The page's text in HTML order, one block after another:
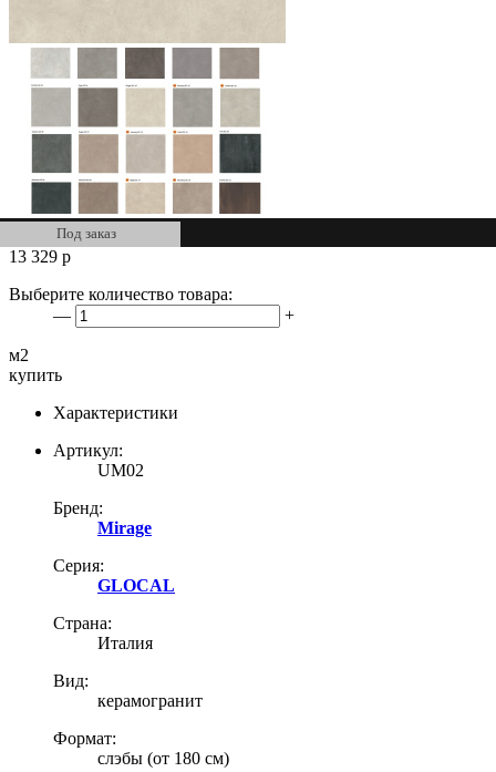
Под заказ
13 329 р
Выберите количество товара:
—
+
м2
купить
Характеристики
Артикул:
UM02
Бренд:
Mirage
Серия:
GLOCAL
Страна:
Италия
Вид:
керамогранит
Формат:
слэбы (от 180 см)